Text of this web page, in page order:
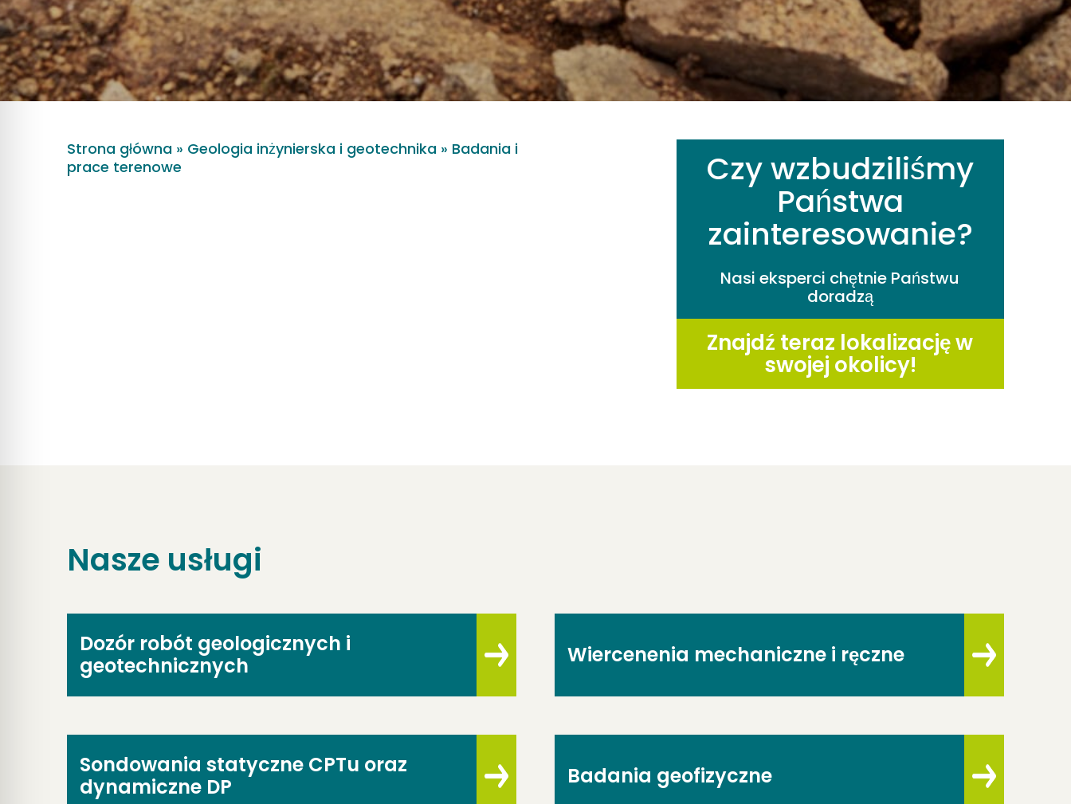
Strona główna» Geologia inżynierska i geotechnika» Badania i
prace terenowe
Czy wzbudziliśmy
Państwa
zainteresowanie?
Nasi eksperci chętnie Państwu
doradzą
Znajdź teraz lokalizację w
swojej okolicy!
Nasze usługi
Dozór robót geologicznych i
geotechnicznych
Wiercenenia mechaniczne i ręczne
Sondowania statyczne CPTu oraz
dynamiczne DP
Badania geofizyczne